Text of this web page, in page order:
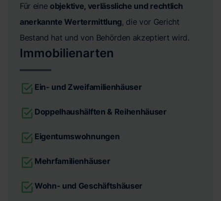
Für eine objektive, verlässliche und rechtlich
anerkannte Wertermittlung, die vor Gericht
Bestand hat und von Behörden akzeptiert wird.
Immobilienarten
Ein- und Zweifamilienhäuser
Doppelhaushälften & Reihenhäuser
Eigentumswohnungen
Mehrfamilienhäuser
Wohn- und Geschäftshäuser